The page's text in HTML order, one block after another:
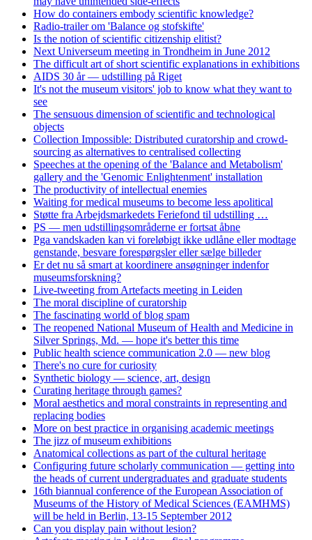
How do containers embody scientific knowledge?
Radio-trailer om 'Balance og stofskifte'
Is the notion of scientific citizenship elitist?
Next Universeum meeting in Trondheim in June 2012
The difficult art of short scientific explanations in exhibitions
AIDS 30 år — udstilling på Riget
It's not the museum visitors' job to know what they want to
see
The sensuous dimension of scientific and technological
objects
Collection Impossible: Distributed curatorship and crowd-
sourcing as alternatives to centralised collecting
Speeches at the opening of the 'Balance and Metabolism'
gallery and the 'Genomic Enlightenment' installation
The productivity of intellectual enemies
Waiting for medical museums to become less apolitical
Støtte fra Arbejdsmarkedets Feriefond til udstilling …
PS — men udstillingsområderne er fortsat åbne
Pga vandskaden kan vi foreløbigt ikke udlåne eller modtage
genstande, besvare forespørgsler eller sælge billeder
Er det nu så smart at koordinere ansøgninger indenfor
museumsforskning?
Live-tweeting from Artefacts meeting in Leiden
The moral discipline of curatorship
The fascinating world of blog spam
The reopened National Museum of Health and Medicine in
Silver Springs, Md. — hope it's better this time
Public health science communication 2.0 — new blog
There's no cure for curiosity
Synthetic biology — science, art, design
Curating heritage through games?
Moral aesthetics and moral constraints in representing and
replacing bodies
More on best practice in organising academic meetings
The jizz of museum exhibitions
Anatomical collections as part of the cultural heritage
Configuring future scholarly communication — getting into
the heads of current undergraduates and graduate students
16th biannual conference of the European Association of
Museums of the History of Medical Sciences (EAMHMS)
will be held in Berlin, 13-15 September 2012
Can you display pain without lesion?